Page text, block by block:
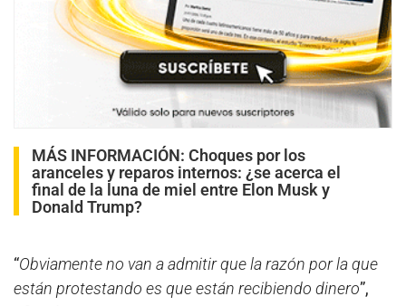
MÁS INFORMACIÓN: Choques por los
aranceles y reparos internos: ¿se acerca el
final de la luna de miel entre Elon Musk y
Donald Trump?
“Obviamente no van a admitir que la razón por la que
están protestando es que están recibiendo dinero”,